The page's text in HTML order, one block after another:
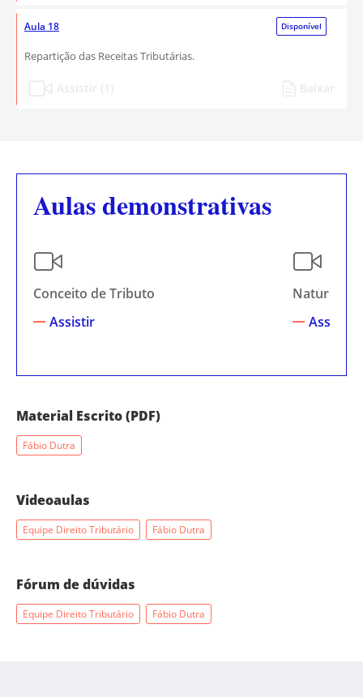
Aula 18 Disponível
Repartição das Receitas Tributárias.
Aulas demonstrativas
Conceito de Tributo
Assistir
Natureza
Assistir
Material Escrito (PDF)
Fábio Dutra
Videoaulas
Equipe Direito Tributário Fábio Dutra
Fórum de dúvidas
Equipe Direito Tributário Fábio Dutra